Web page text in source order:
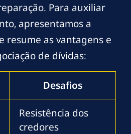
Para auxiliar
apresentamos a
resume as vantagens e
de dívidas:
Desafios
Resistência dos
credores